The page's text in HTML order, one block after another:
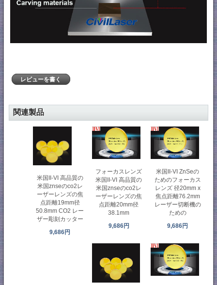
レビューを書く
関連製品
米国II-VI 高品質の
米国znseのco2レ
ーザーレンズの焦
点距離19mm径
50.8mm CO2 レー
ザー彫刻カッター
9,686円
フォーカスレンズ
米国II-VI 高品質の
米国znseのco2レ
ーザーレンズの焦
点距離20mm径
38.1mm
9,686円
米国II-VI ZnSeの
ためのフォーカス
レンズ 径20mm x
焦点距離76.2mm
レーザー切断機の
ための
9,686円